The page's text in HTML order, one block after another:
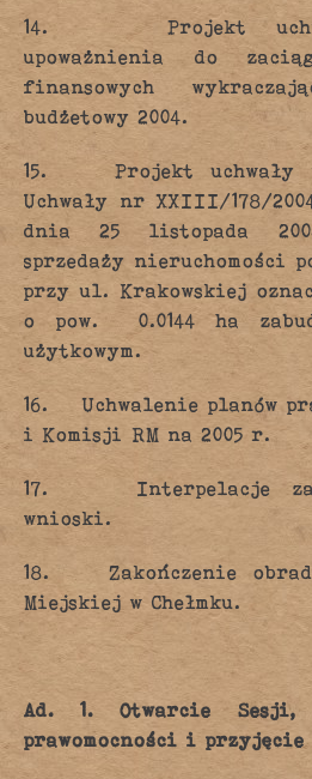
14. Projekt
upoważnienia do
finansowych
budżetowy 2004.
15. Projekt uchwały
Uchwały nr XXIII/178/
dnia 25 listopada
sprzedaży nieruchomości
przy ul. Krakowskiej
o pow. 0.0144 ha
użytkowym.
16. Uchwalenie planów
i Komisji RM na 2005 r.
17. Interpelacje
wnioski.
18. Zakończenie obrad
Miejskiej w Chełmku.
Ad. 1. Otwarcie Sesji,
prawomocności i przyjęcie